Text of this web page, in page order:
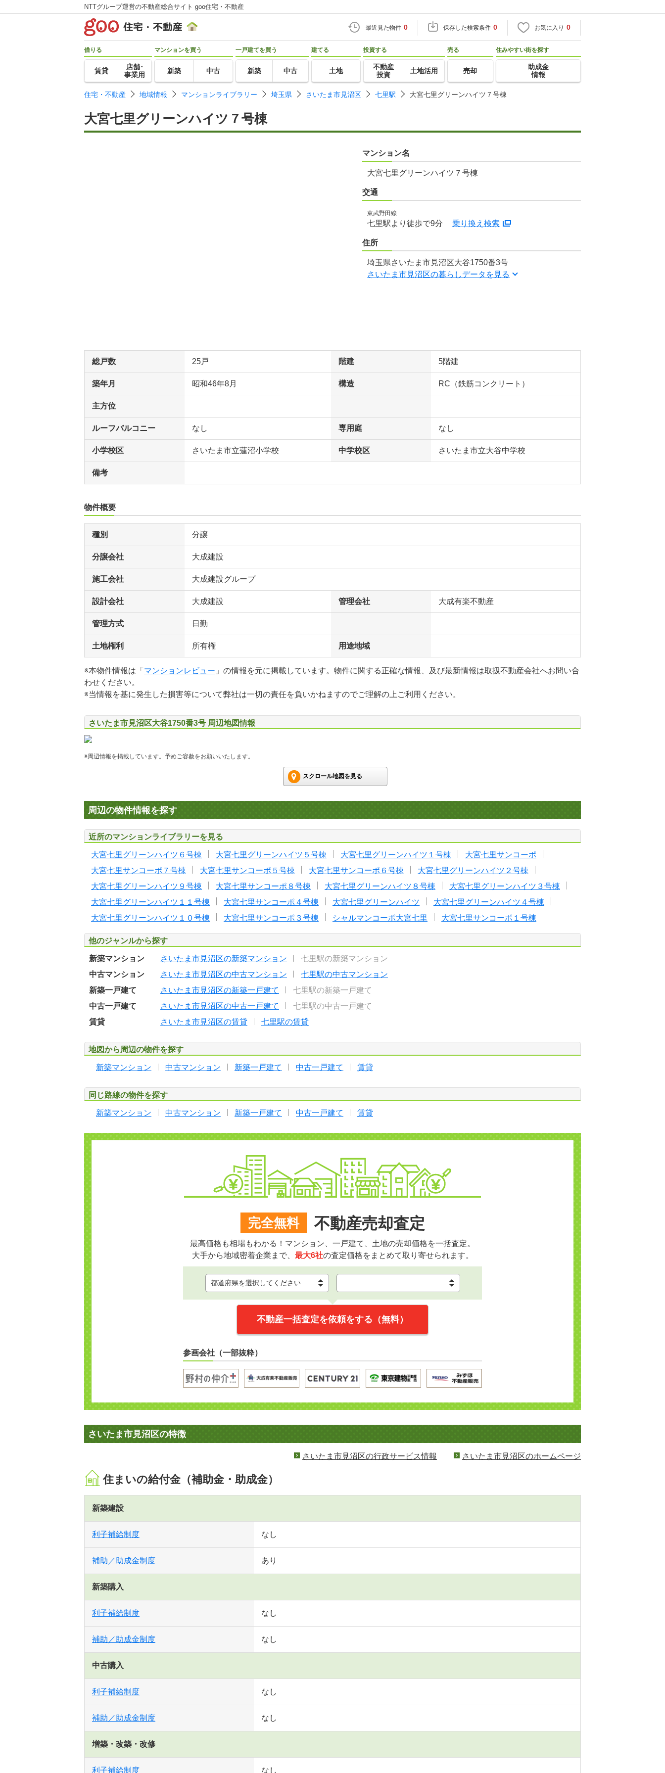
NTTグループ運営の不動産総合サイト goo住宅・不動産
最近見た物件 0 保存した検索条件 0 お気に入り 0
借りる
賃貸
店舗･
事業用
マンションを買う
新築 中古
一戸建てを買う
新築 中古
建てる
土地
投資する
不動産
投資
土地活用
売る
売却
住みやすい街を探す
助成金
情報
住宅・不動産 地域情報 マンションライブラリー 埼玉県 さいたま市見沼区 七里駅 大宮七里グリーンハイツ７号棟
大宮七里グリーンハイツ７号棟
マンション名
大宮七里グリーンハイツ７号棟
交通
東武野田線
七里駅より徒歩で9分 乗り換え検索
住所
埼玉県さいたま市見沼区大谷1750番3号
さいたま市見沼区の暮らしデータを見る
総戸数 25戸 階建 5階建
築年月 昭和46年8月 構造 RC（鉄筋コンクリート）
主方位
ルーフバルコニー なし 専用庭 なし
小学校区 さいたま市立蓮沼小学校 中学校区 さいたま市立大谷中学校
備考
物件概要
種別 分譲
分譲会社 大成建設
施工会社 大成建設グループ
設計会社 大成建設 管理会社 大成有楽不動産
管理方式 日勤
土地権利 所有権 用途地域
※本物件情報は「 マンションレビュー 」の情報を元に掲載しています。物件に関する正確な情報、及び最新情報は取扱不動産会社へお問い合
わせください。
※当情報を基に発生した損害等について弊社は一切の責任を負いかねますのでご理解の上ご利用ください。
さいたま市見沼区大谷1750番3号 周辺地図情報
※周辺情報を掲載しています。予めご容赦をお願いいたします。
スクロール地図を見る
周辺の物件情報を探す
近所のマンションライブラリーを見る
大宮七里グリーンハイツ６号棟 大宮七里グリーンハイツ５号棟 大宮七里グリーンハイツ１号棟
大宮七里サンコーポ
大宮七里サンコーポ７号棟
大宮七里サンコーポ５号棟 大宮七里サンコーポ６号棟
大宮七里グリーンハイツ２号棟
大宮七里グリーンハイツ９号棟
大宮七里サンコーポ８号棟 大宮七里グリーンハイツ８号棟
大宮七里グリーンハイツ３号棟
大宮七里グリーンハイツ１１号棟
大宮七里サンコーポ４号棟 大宮七里グリーンハイツ
大宮七里グリーンハイツ４号棟
大宮七里グリーンハイツ１０号棟
大宮七里サンコーポ３号棟 シャルマンコーポ大宮七里 大宮七里サンコーポ１号棟
他のジャンルから探す
新築マンション さいたま市見沼区の新築マンション
七里駅の新築マンション
中古マンション
さいたま市見沼区の中古マンション
七里駅の中古マンション
新築一戸建て
さいたま市見沼区の新築一戸建て
七里駅の新築一戸建て
中古一戸建て
さいたま市見沼区の中古一戸建て
七里駅の中古一戸建て
賃貸
さいたま市見沼区の賃貸 七里駅の賃貸
地図から周辺の物件を探す
新築マンション 中古マンション 新築一戸建て 中古一戸建て 賃貸
同じ路線の物件を探す
新築マンション 中古マンション 新築一戸建て 中古一戸建て 賃貸
完全無料 不動産売却査定
最高価格も相場もわかる！マンション、一戸建て、土地の売却価格を一括査定。
大手から地域密着企業まで、 最大6社の査定価格をまとめて取り寄せられます。
不動産一括査定を依頼をする（無料）
参画会社（一部抜粋）
さいたま市見沼区の特徴
さいたま市見沼区の行政サービス情報 さいたま市見沼区のホームページ
住まいの給付金（補助金・助成金）
新築建設
利子補給制度 なし
補助／助成金制度 あり
新築購入
利子補給制度 なし
補助／助成金制度 なし
中古購入
利子補給制度 なし
補助／助成金制度 なし
増築・改築・改修
利子補給制度 なし